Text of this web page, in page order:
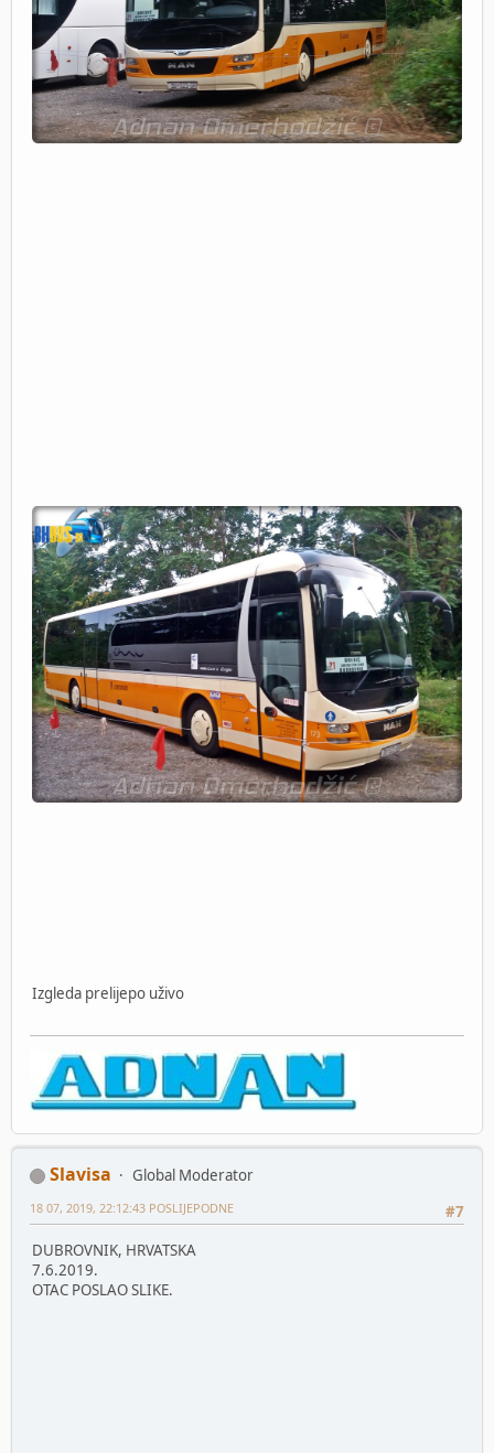
Izgleda prelijepo uživo
Slavisa
Global Moderator
#7
18 07, 2019, 22:12:43 POSLIJEPODNE
DUBROVNIK, HRVATSKA
7.6.2019.
OTAC POSLAO SLIKE.